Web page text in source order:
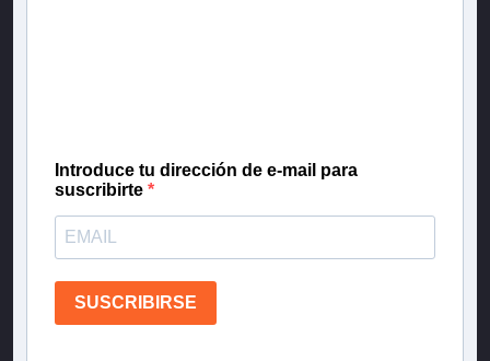
Introduce tu dirección de e-mail para
suscribirte
SUSCRIBIRSE